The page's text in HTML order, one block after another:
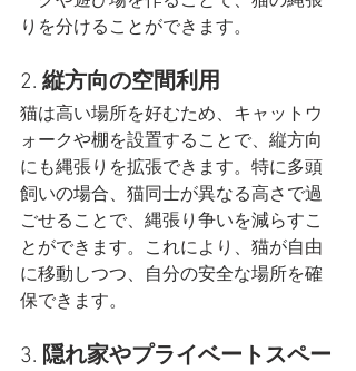
りを分けることができます​。
2. 縦方向の空間利用
猫は高い場所を好むため、キャットウ
ォークや棚を設置することで、縦方向
にも縄張りを拡張できます。特に多頭
飼いの場合、猫同士が異なる高さで過
ごせることで、縄張り争いを減らすこ
とができます。これにより、猫が自由
に移動しつつ、自分の安全な場所を確
保できます​。
3. 隠れ家やプライベートスペー